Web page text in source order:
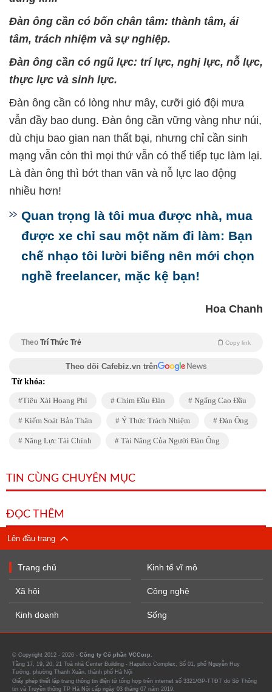
Đàn ông cần có bốn chân tâm: thành tâm, ái
tâm, trách nhiệm và sự nghiệp.
Đàn ông cần có ngũ lực: trí lực, nghị lực, nỗ lực,
thực lực và sinh lực.
Đàn ông cần có lòng như mây, cưỡi gió đội mưa
vẫn đầy bao dung. Đàn ông cần vững vàng như núi,
dù chịu bao gian nan thất bại, nhưng chỉ cần sinh
mạng vẫn còn thì mọi thứ vẫn có thể tiếp tục làm lại.
Là đàn ông thì bớt than vãn và nỗ lực lao động
nhiều hơn!
Quan trọng là tôi mua được nhà, mua
được xe chỉ sau một năm đi làm: Bạn
chế nhạo tôi lười biếng nên mới chọn
nghề freelancer, mặc kệ bạn!
Hoa Chanh
Theo Trí Thức Trẻ Copy link
Theo dõi Cafebiz.vn trên
Từ khóa:
Tiêu Xài Hoang Phí Chim Đầu Đàn Ngẩng Cao Đầu
Kiểm Soát Bản Thân Ý Thức Trách Nhiệm Đàn Ông
Năng Lực Tài Chính Tài Năng Của Người Đàn Ông
TIN CÙNG CHUYÊN MỤC
ĐỌC THÊM
Lên đầu trang
Trang chủ
Xã hội
Kinh doanh
Kinh tế vĩ mô
Công nghệ
Sống
© Copyright 2012 - 2026 - Công ty Cổ phần VCCorp.
Tầng 17, 19, 20, 21 Toà nhà Center Building - Hapulico Complex, Số 01, phố Nguyễn Huy
Tưởng, phường Thanh Xuân, thành phố Hà Nội
Giấy phép thiết lập trang thông tin điện tử tổng hợp trên internet số 3321/GP-TTĐT do Sở Thông
tin và Truyền thông TP Hà Nội cấp ngày 03 tháng 07 năm 2019.